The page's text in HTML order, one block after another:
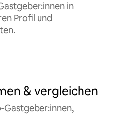
in
Profil und
& vergleichen